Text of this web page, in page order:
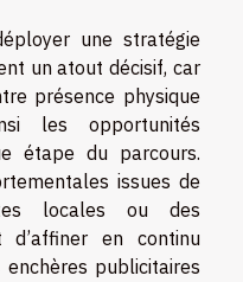
une stratégie
un atout décisif, car
présence physique
les opportunités
étape du parcours.
issues de
locales ou des
d’affiner en continu
enchères publicitaires